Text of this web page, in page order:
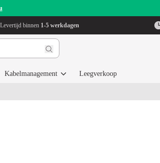
Levertijd binnen 1-5 werkdagen
Kabelmanagement Leegverkoop